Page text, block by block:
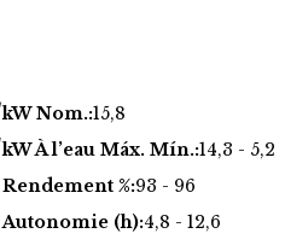
kW Nom.:15,8
kW À l’eau Máx. Mín.:14,3 - 5,2
Rendement %:93 - 96
Autonomie (h):4,8 - 12,6